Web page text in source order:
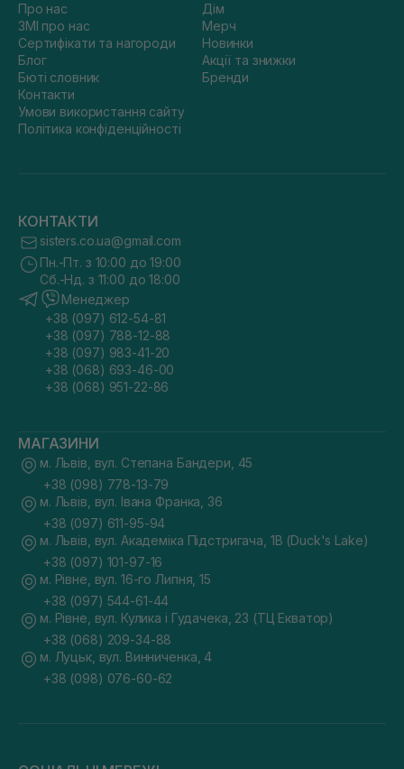
Про нас
ЗМІ про нас
Сертифікати та нагороди
Блог
Бюті словник
Контакти
Умови використання сайту
Політика конфіденційності
Дім
Мерч
Новинки
Акції та знижки
Бренди
КОНТАКТИ
sisters.co.ua@gmail.com
Пн.-Пт. з 10:00 до 19:00
Сб.-Нд. з 11:00 до 18:00
Менеджер
+38 (097) 612-54-81
+38 (097) 788-12-88
+38 (097) 983-41-20
+38 (068) 693-46-00
+38 (068) 951-22-86
МАГАЗИНИ
м. Львів, вул. Степана Бандери, 45
+38 (098) 778-13-79
м. Львів, вул. Івана Франка, 36
+38 (097) 611-95-94
м. Львів, вул. Академіка Підстригача, 1В (Duck's Lake)
+38 (097) 101-97-16
м. Рівне, вул. 16-го Липня, 15
+38 (097) 544-61-44
м. Рівне, вул. Кулика і Гудачека, 23 (ТЦ Екватор)
+38 (068) 209-34-88
м. Луцьк, вул. Винниченка, 4
+38 (098) 076-60-62